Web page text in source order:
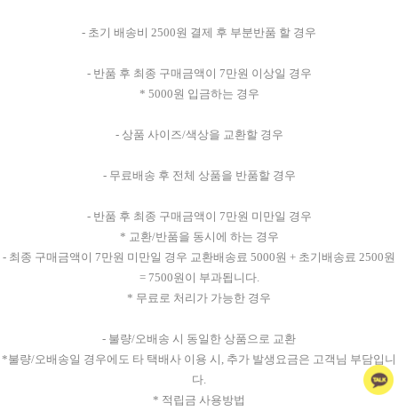
- 초기 배송비 2500원 결제 후 부분반품 할 경우
- 반품 후 최종 구매금액이 7만원 이상일 경우
* 5000원 입금하는 경우
- 상품 사이즈/색상을 교환할 경우
- 무료배송 후 전체 상품을 반품할 경우
- 반품 후 최종 구매금액이 7만원 미만일 경우
* 교환/반품을 동시에 하는 경우
- 최종 구매금액이 7만원 미만일 경우 교환배송료 5000원 + 초기배송료 2500원
= 7500원이 부과됩니다.
* 무료로 처리가 가능한 경우
- 불량/오배송 시 동일한 상품으로 교환
*불량/오배송일 경우에도 타 택배사 이용 시, 추가 발생요금은 고객님 부담입니
다.
* 적립금 사용방법